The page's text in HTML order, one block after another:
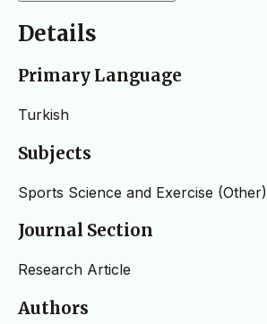
Details
Primary Language
Turkish
Subjects
Sports Science and Exercise (Other)
Journal Section
Research Article
Authors